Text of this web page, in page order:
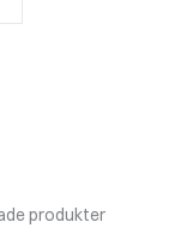
produkter